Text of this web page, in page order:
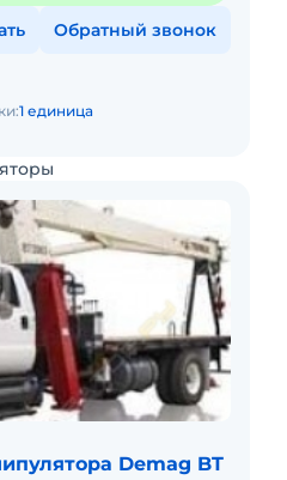
Обратный звонок
1 единица
Demag BT